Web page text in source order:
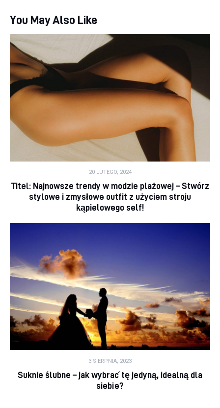
You May Also Like
20 LUTEGO, 2024
Titel: Najnowsze trendy w modzie plażowej – Stwórz
stylowe i zmysłowe outfit z użyciem stroju
kąpielowego self!
3 SIERPNIA, 2023
Suknie ślubne – jak wybrać tę jedyną, idealną dla
siebie?